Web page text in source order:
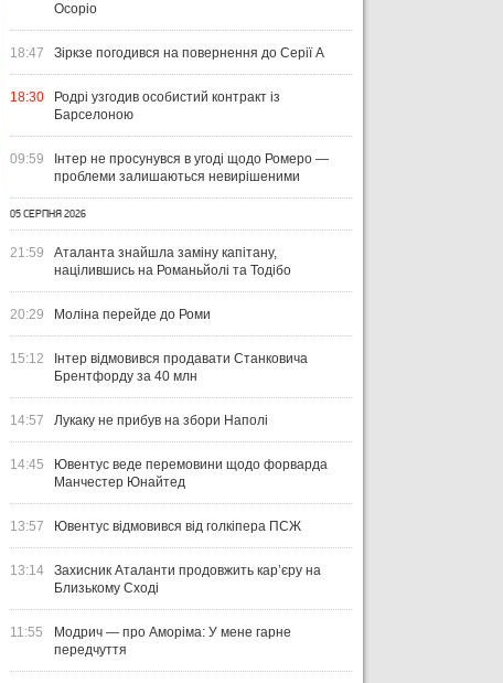
Осоріо
18:47 Зіркзе погодився на повернення до Серії А
18:30
Родрі узгодив особистий контракт із
Барселоною
09:59
Інтер не просунувся в угоді щодо Ромеро —
проблеми залишаються невирішеними
05 СЕРПНЯ 2026
21:59
Аталанта знайшла заміну капітану,
націлившись на Романьйолі та Тодібо
20:29 Моліна перейде до Роми
15:12
Інтер відмовився продавати Станковича
Брентфорду за 40 млн
14:57 Лукаку не прибув на збори Наполі
14:45
Ювентус веде перемовини щодо форварда
Манчестер Юнайтед
13:57 Ювентус відмовився від голкіпера ПСЖ
13:14
Захисник Аталанти продовжить кар’єру на
Близькому Сході
11:55
Модрич — про Аморіма: У мене гарне
передчуття